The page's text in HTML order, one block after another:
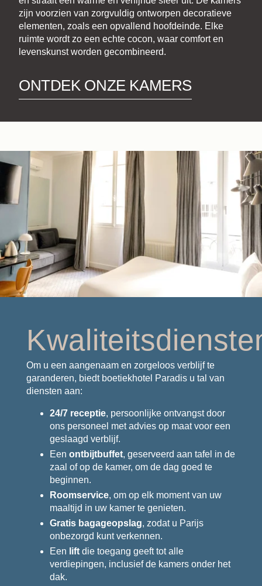
zijn voorzien van zorgvuldig ontworpen decoratieve
elementen, zoals een opvallend hoofdeinde. Elke
ruimte wordt zo een echte cocon, waar comfort en
levenskunst worden gecombineerd.
ONTDEK ONZE KAMERS
Om u een aangenaam en zorgeloos verblijf te
garanderen, biedt boetiekhotel Paradis u tal van
diensten aan:
24/7 receptie, persoonlijke ontvangst door
ons personeel met advies op maat voor een
geslaagd verblijf.
Een ontbijtbuffet, geserveerd aan tafel in de
zaal of op de kamer, om de dag goed te
beginnen.
Roomservice, om op elk moment van uw
maaltijd in uw kamer te genieten.
Gratis bagageopslag, zodat u Parijs
onbezorgd kunt verkennen.
Een liftdie toegang geeft tot alle
verdiepingen, inclusief de kamers onder het
dak.
Het huis
De kamers & Suites
Onze partners
Onze Verplichtingen
Aanbiedingen & NieuwsToegang Boek
Neem contact met ons op
Boek